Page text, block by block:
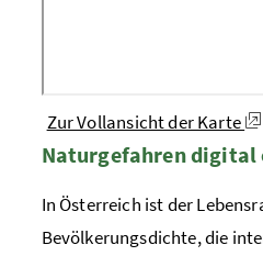
Zur Vollansicht der Karte
Naturgefahren digital
In Österreich ist der
Bevölkerungsdichte, die